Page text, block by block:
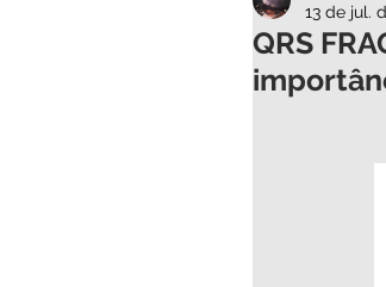
QRS
13 de jul.